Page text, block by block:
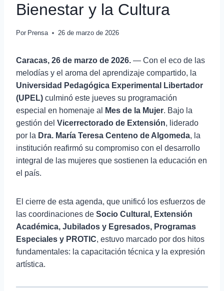
Bienestar y la Cultura
Por Prensa 26 de marzo de 2026
Caracas, 26 de marzo de 2026. — Con el eco de las
melodías y el aroma del aprendizaje compartido, la
Universidad Pedagógica Experimental Libertador
(UPEL) culminó este jueves su programación
especial en homenaje al
Mes de la Mujer. Bajo la
gestión del Vicerrectorado de Extensión, liderado
por la Dra. María Teresa Centeno de Algomeda, la
institución reafirmó su compromiso con el desarrollo
integral de las mujeres que sostienen la educación en
el país.
El cierre de esta agenda, que unificó los esfuerzos de
las coordinaciones de Socio Cultural, Extensión
Académica, Jubilados y Egresados, Programas
Especiales y PROTIC, estuvo marcado por dos hitos
fundamentales: la capacitación técnica y la expresión
artística.